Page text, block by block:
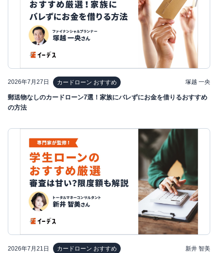
2026年7月27日 カードローン おすすめ 塚越 一央
郵送物なしのカードローン7選！家族にバレずにお金を借りるおすすめ
の方法
2026年7月21日 カードローン おすすめ 新井 智美